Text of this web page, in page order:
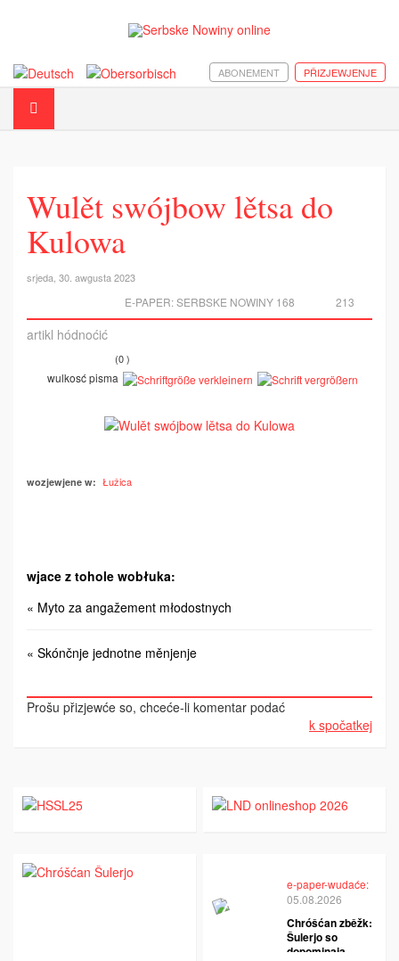
PŘIZJEWJENJE
ABONEMENT
Wulět swójbow lětsa do
Kulowa
srjeda, 30. awgusta 2023
213
E-PAPER:SERBSKE NOWINY 168
artikl hódnoćić
(0 )
wulkosć pisma
wozjewjene w: Łužica
wjace z tohole wobłuka:
« Myto za angažement młodostnych
« Skónčnje jednotne měnjenje
Prošu přizjewće so, chceće-li komentar podać
k spočatkej
e-paper-wudaće:
05.08.2026
Chróšćan zběžk:
Šulerjo so
dopominaja